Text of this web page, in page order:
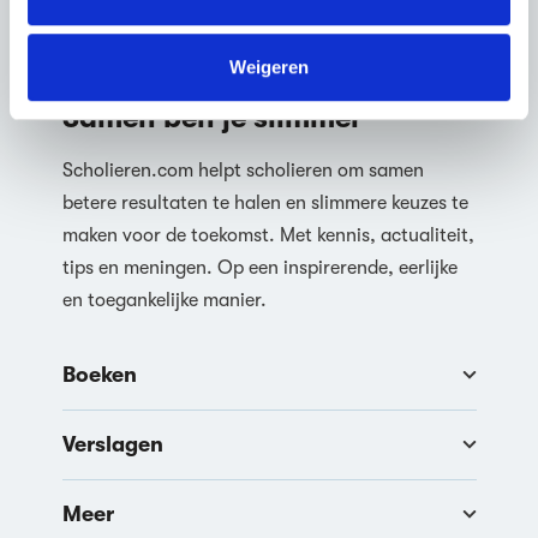
We werken samen met63 derdendie uw gegevens
kunnen ontvangen en verwerken.
Weigeren
Samen ben je slimmer
Scholieren.com helpt scholieren om samen
betere resultaten te halen en slimmere keuzes te
maken voor de toekomst. Met kennis, actualiteit,
tips en meningen. Op een inspirerende, eerlijke
en toegankelijke manier.
Boeken
Verslagen
Meer